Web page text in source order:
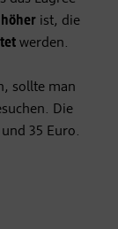
ist, die
werden.
sollte man
Die
35 Euro.